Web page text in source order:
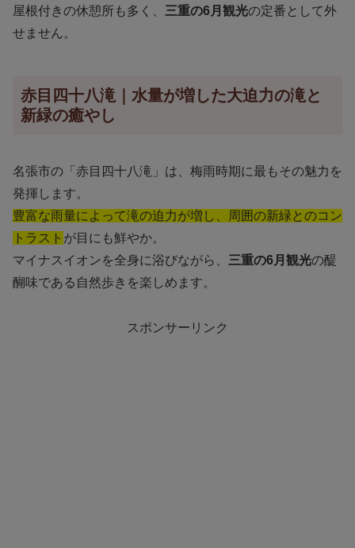
屋根付きの休憩所も多く、 三重の6月観光の定番として外
せません。
赤目四十八滝｜水量が増した大迫力の滝と
新緑の癒やし
名張市の「赤目四十八滝」は、梅雨時期に最もその魅力を
発揮します。
豊富な雨量によって滝の迫力が増し、周囲の新緑とのコン
トラスト が目にも鮮やか。
マイナスイオンを全身に浴びながら、 三重の6月観光の醍
醐味である自然歩きを楽しめます。
スポンサーリンク